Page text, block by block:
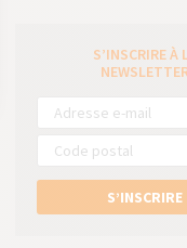
S’INSCRIRE À
S’INSCRIRE